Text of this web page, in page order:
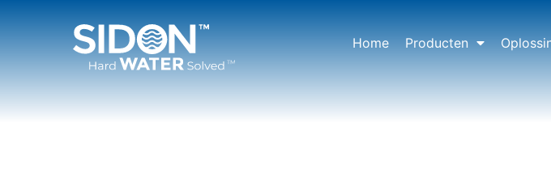
Home Producten